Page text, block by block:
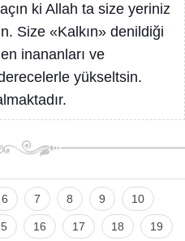
ki Allah ta size yeriniz
Size «Kalkın» denildiği
inananları ve
yükseltsin.
6 7 8 9 10
16 17 18 19